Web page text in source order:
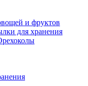
и фруктов
для хранения